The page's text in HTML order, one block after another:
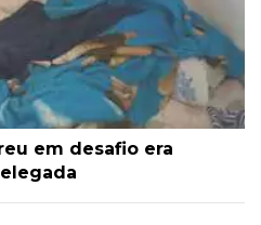
em desafio era